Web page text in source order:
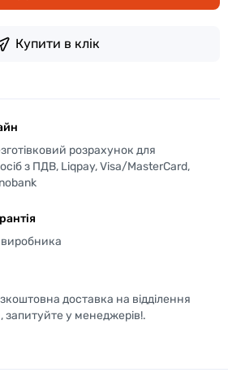
Купити в клік
розрахунок для
з ПДВ, Liqpay, Visa/MasterCard,
виробника
доставка на відділення
запитуйте у менеджерів!.